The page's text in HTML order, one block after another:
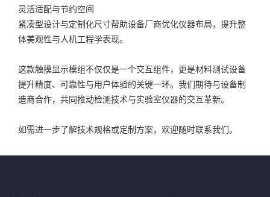
灵活适配与节约空间
紧凑型设计与定制化尺寸帮助设备厂商优化仪器布局，提升整
体美观性与人机工程学表现。
这款触摸显示模组不仅仅是一个交互组件，更是材料测试设备
提升精度、可靠性与用户体验的关键一环。我们期待与设备制
造商合作，共同推动检测技术与实验室仪器的交互革新。
如需进一步了解技术规格或定制方案，欢迎随时联系我们。